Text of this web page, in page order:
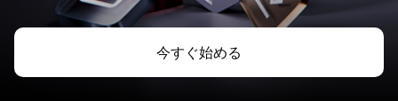
今すぐ始める